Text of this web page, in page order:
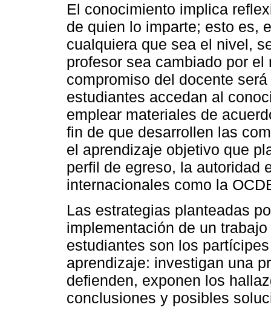
El conocimiento implica
de quien lo imparte; esto es,
cualquiera que sea el nivel,
profesor sea cambiado por
compromiso del docente
estudiantes accedan al
emplear materiales de
fin de que desarrollen las
el aprendizaje objetivo que
perfil de egreso, la autoridad
internacionales como la
Las estrategias planteadas
implementación de un
estudiantes son los
aprendizaje: investigan una
defienden, exponen los
conclusiones y posibles